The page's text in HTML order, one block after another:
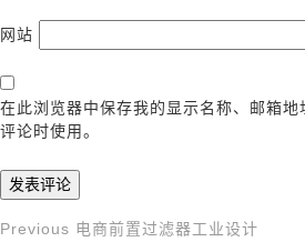
网站
在此浏览器中保存我的显示名称、邮箱
评论时使用。
文
Previous
Previous 电商前置过滤器工业设计